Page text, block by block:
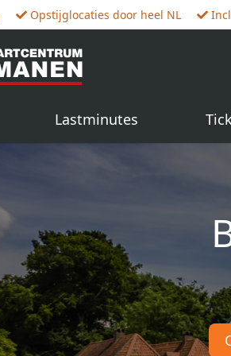
Opstijglocaties door heel NL
Lastminutes